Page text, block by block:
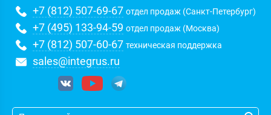
+7 (812) 507-69-67 отдел продаж (Санкт-Петербург)
+7 (495) 133-94-59 отдел продаж (Москва)
+7 (812) 507-60-67 техническая поддержка
sales@integrus.ru